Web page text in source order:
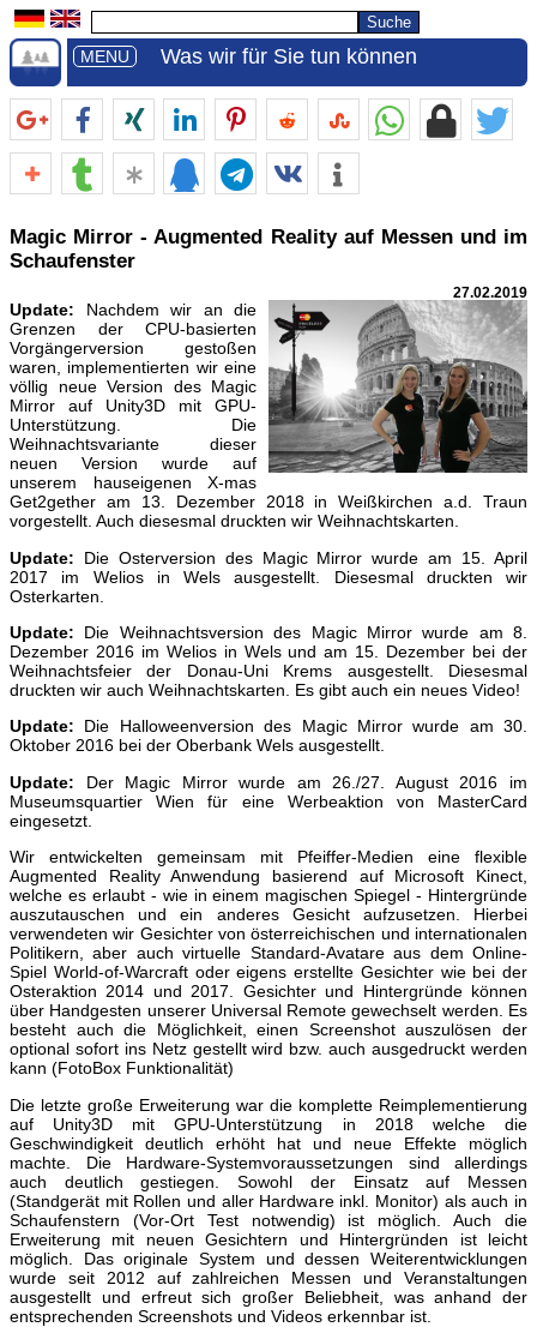
MENU Was wir für Sie tun können
Magic Mirror - Augmented Reality auf Messen und im
Schaufenster
27.02.2019
Update: Nachdem wir an die
Grenzen der CPU-basierten
Vorgängerversion gestoßen
waren, implementierten wir eine
völlig neue Version des Magic
Mirror auf Unity3D mit GPU-
Unterstützung. Die
Weihnachtsvariante dieser
neuen Version wurde auf
unserem hauseigenen X-mas
Get2gether am 13. Dezember 2018 in Weißkirchen a.d. Traun
vorgestellt. Auch diesesmal druckten wir Weihnachtskarten.
Update: Die Osterversion des Magic Mirror wurde am 15. April
2017 im Welios in Wels ausgestellt. Diesesmal druckten wir
Osterkarten.
Update: Die Weihnachtsversion des Magic Mirror wurde am 8.
Dezember 2016 im Welios in Wels und am 15. Dezember bei der
Weihnachtsfeier der Donau-Uni Krems ausgestellt. Diesesmal
druckten wir auch Weihnachtskarten. Es gibt auch ein neues Video!
Update: Die Halloweenversion des Magic Mirror wurde am 30.
Oktober 2016 bei der Oberbank Wels ausgestellt.
Update: Der Magic Mirror wurde am 26./27. August 2016 im
Museumsquartier Wien für eine Werbeaktion von MasterCard
eingesetzt.
Wir entwickelten gemeinsam mit Pfeiffer-Medien eine flexible
Augmented Reality Anwendung basierend auf Microsoft Kinect,
welche es erlaubt - wie in einem magischen Spiegel - Hintergründe
auszutauschen und ein anderes Gesicht aufzusetzen. Hierbei
verwendeten wir Gesichter von österreichischen und internationalen
Politikern, aber auch virtuelle Standard-Avatare aus dem Online-
Spiel World-of-Warcraft oder eigens erstellte Gesichter wie bei der
Osteraktion 2014 und 2017. Gesichter und Hintergründe können
über Handgesten unserer Universal Remote gewechselt werden. Es
besteht auch die Möglichkeit, einen Screenshot auszulösen der
optional sofort ins Netz gestellt wird bzw. auch ausgedruckt werden
kann (FotoBox Funktionalität)
Die letzte große Erweiterung war die komplette Reimplementierung
auf Unity3D mit GPU-Unterstützung in 2018 welche die
Geschwindigkeit deutlich erhöht hat und neue Effekte möglich
machte. Die Hardware-Systemvoraussetzungen sind allerdings
auch deutlich gestiegen. Sowohl der Einsatz auf Messen
(Standgerät mit Rollen und aller Hardware inkl. Monitor) als auch in
Schaufenstern (Vor-Ort Test notwendig) ist möglich. Auch die
Erweiterung mit neuen Gesichtern und Hintergründen ist leicht
möglich. Das originale System und dessen Weiterentwicklungen
wurde seit 2012 auf zahlreichen Messen und Veranstaltungen
ausgestellt und erfreut sich großer Beliebheit, was anhand der
entsprechenden Screenshots und Videos erkennbar ist.